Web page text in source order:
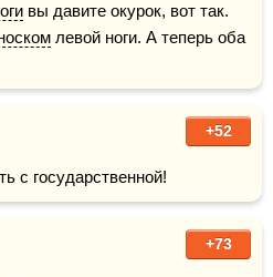
вы давите окурок, вот так.
левой ноги. А теперь оба
+52
с государственной!
+73